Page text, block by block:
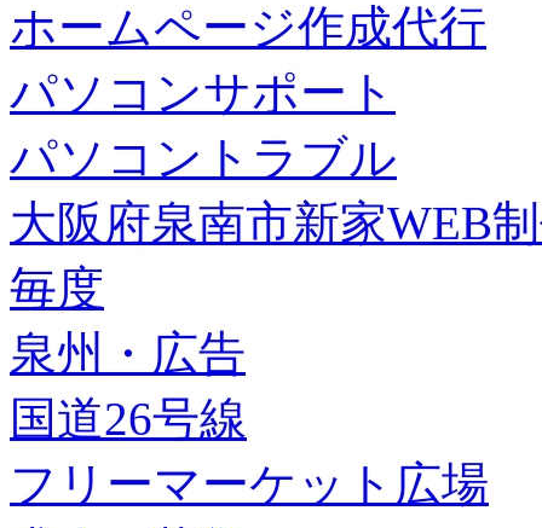
ホームページ作成代行
パソコンサポート
パソコントラブル
大阪府泉南市新家WEB
毎度
泉州・広告
国道26号線
フリーマーケット広場